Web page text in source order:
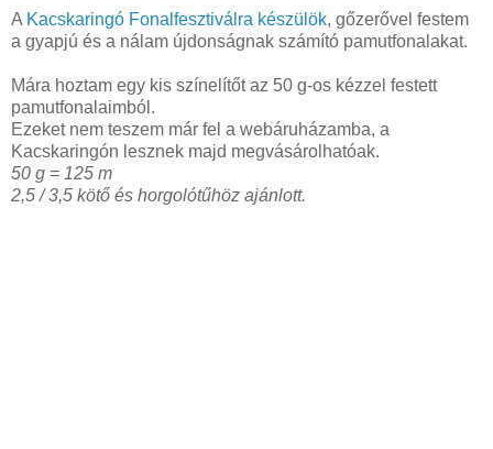
A Kacskaringó Fonalfesztiválra készülök, gőzerővel festem
a gyapjú és a nálam újdonságnak számító pamutfonalakat.
Mára hoztam egy kis színelítőt az 50 g-os kézzel festett
pamutfonalaimból.
Ezeket nem teszem már fel a webáruházamba, a
Kacskaringón lesznek majd megvásárolhatóak.
50 g = 125 m
2,5 / 3,5 kötő és horgolótűhöz ajánlott.